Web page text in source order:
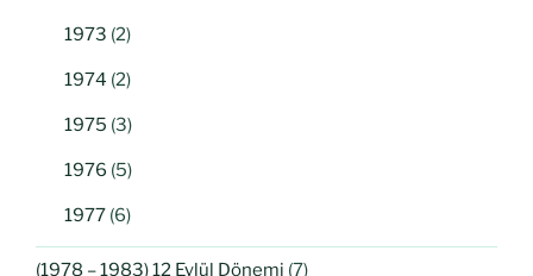
1973 (2)
1974 (2)
1975 (3)
1976 (5)
1977 (6)
(1978 – 1983) 12 Eylül Dönemi (7)